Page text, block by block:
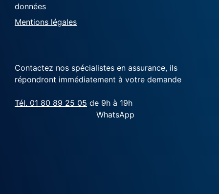
données
Mentions légales
Contactez nos spécialistes en assurance, ils
répondront immédiatement à votre demande
Tél. 01 80 89 25 05 de 9h à 19h
WhatsApp